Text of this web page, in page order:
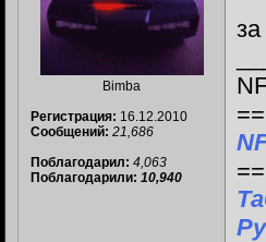
Bimba
Регистрация: 16.12.2010
Сообщений: 21,686
Поблагодарил: 4,063
Поблагодарили: 10,940